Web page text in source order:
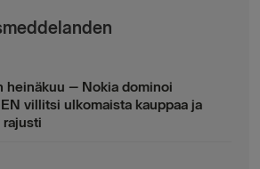
heinäkuu – Nokia dominoi
villitsi ulkomaista kauppaa ja